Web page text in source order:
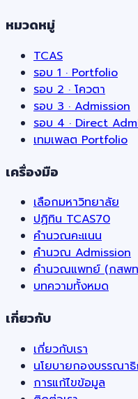
หมวดหมู่
TCAS
รอบ 1 · Portfolio
รอบ 2 · โควตา
รอบ 3 · Admission
รอบ 4 · Direct
เทมเพลต Portfolio
เครื่องมือ
เลือกมหาวิทยาลัย
ปฏิทิน TCAS70
คำนวณคะแนน
คำนวณ Admission
คำนวณแพทย์ (กสพ
บทความทั้งหมด
เกี่ยวกับ
เกี่ยวกับเรา
นโยบายกองบรรณาธิ
การแก้ไขข้อมูล